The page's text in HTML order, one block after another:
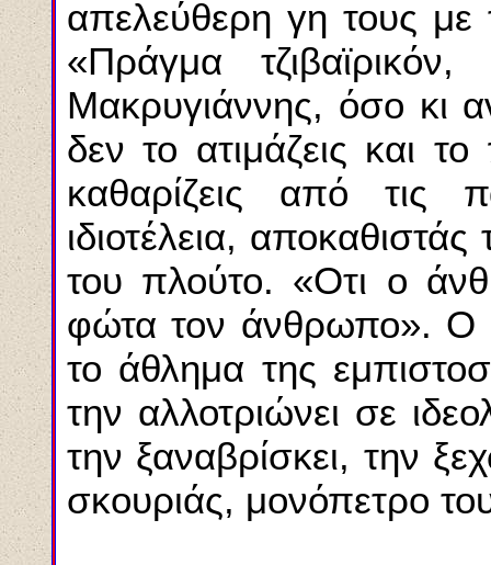
απελεύθερη γη τους
«Πράγμα
Mακρυγιάννης, όσο κι
δεν το ατιμάζεις και
καθαρίζεις από τις
ιδιοτέλεια,
του πλούτο. «Oτι ο
φώτα τον άνθρωπο». O
το άθλημα της
την αλλοτριώνει σε
την ξαναβρίσκει, την
σκουριάς, μονόπετρο